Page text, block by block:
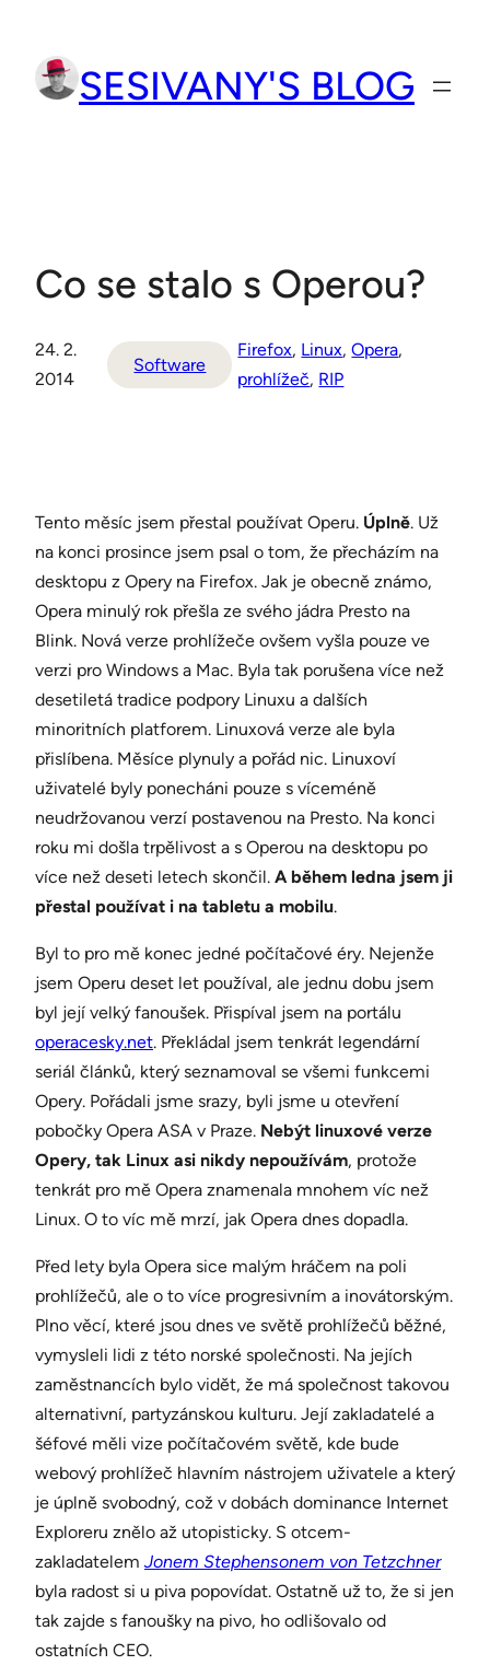
obsah
SESIVANY'S BLOG
Co se stalo s Operou?
24. 2.
2014
Software
Firefox, Linux, Opera,
prohlížeč, RIP
Tento měsíc jsem přestal používat Operu. Úplně. Už
na konci prosince jsem psal o tom, že přecházím na
desktopu z Opery na Firefox. Jak je obecně známo,
Opera minulý rok přešla ze svého jádra Presto na
Blink. Nová verze prohlížeče ovšem vyšla pouze ve
verzi pro Windows a Mac. Byla tak porušena více než
desetiletá tradice podpory Linuxu a dalších
minoritních platforem. Linuxová verze ale byla
přislíbena. Měsíce plynuly a pořád nic. Linuxoví
uživatelé byly ponecháni pouze s víceméně
neudržovanou verzí postavenou na Presto. Na konci
roku mi došla trpělivost a s Operou na desktopu po
více než deseti letech skončil. A během ledna jsem ji
přestal používat i na tabletu a mobilu.
Byl to pro mě konec jedné počítačové éry. Nejenže
jsem Operu deset let používal, ale jednu dobu jsem
byl její velký fanoušek. Přispíval jsem na portálu
operacesky.net. Překládal jsem tenkrát legendární
seriál článků, který seznamoval se všemi funkcemi
Opery. Pořádali jsme srazy, byli jsme u otevření
pobočky Opera ASA v Praze. Nebýt linuxové verze
Opery, tak Linux asi nikdy nepoužívám, protože
tenkrát pro mě Opera znamenala mnohem víc než
Linux. O to víc mě mrzí, jak Opera dnes dopadla.
Před lety byla Opera sice malým hráčem na poli
prohlížečů, ale o to více progresivním a inovátorským.
Plno věcí, které jsou dnes ve světě prohlížečů běžné,
vymysleli lidi z této norské společnosti. Na jejích
zaměstnancích bylo vidět, že má společnost takovou
alternativní, partyzánskou kulturu. Její zakladatelé a
šéfové měli vize počítačovém světě, kde bude
webový prohlížeč hlavním nástrojem uživatele a který
je úplně svobodný, což v dobách dominance Internet
Exploreru znělo až utopisticky. S otcem-
zakladatelemJonem Stephensonem von Tetzchner
byla radost si u piva popovídat. Ostatně už to, že si jen
tak zajde s fanoušky na pivo, ho odlišovalo od
ostatních CEO.